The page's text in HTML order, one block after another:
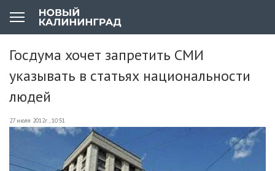
Госдума хочет запретить СМИ
указывать в статьях национальности
людей
27 июля 2012г., 10:51